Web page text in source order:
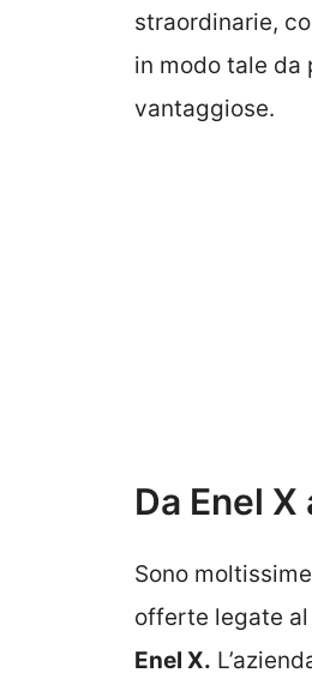
straordinarie,
in modo tale da
vantaggiose.
Da Enel
Sono
offerte legate
Enel X.